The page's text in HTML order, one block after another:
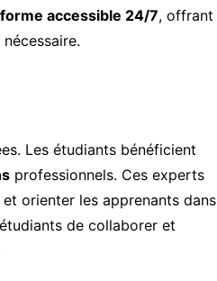
accessible 24/7, offrant
Les étudiants bénéficient
professionnels. Ces experts
orienter les apprenants dans
de collaborer et